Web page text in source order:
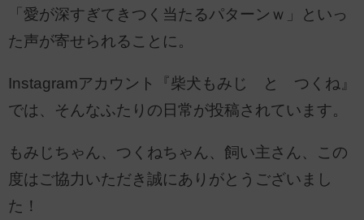
「愛が深すぎてきつく当たるパターンｗ」といっ
た声が寄せられることに。
Instagramアカウント『柴犬もみじ と つくね』
では、そんなふたりの日常が投稿されています。
もみじちゃん、つくねちゃん、飼い主さん、この
度はご協力いただき誠にありがとうございまし
た！